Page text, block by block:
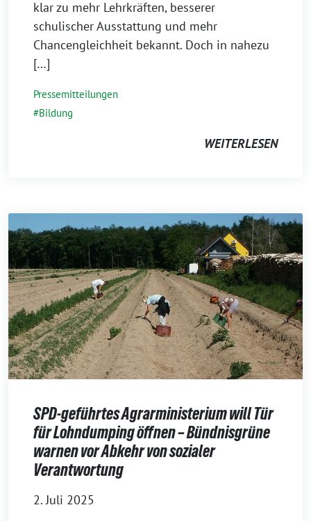
klar zu mehr Lehrkräften, besserer
schulischer Ausstattung und mehr
Chancengleichheit bekannt. Doch in nahezu
[…]
Pressemitteilungen
Bildung
WEITERLESEN
SPD-geführtes Agrarministerium will Tür
für Lohndumping öffnen – Bündnisgrüne
warnen vor Abkehr von sozialer
Verantwortung
2. Juli 2025